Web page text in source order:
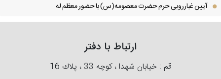
آیین غبارروبی حرم حضرت معصومه(س) با حضور معظم له
ارتباط با دفتر
قم : خیابان شهدا ، كوچه 33 ، پلاك 16